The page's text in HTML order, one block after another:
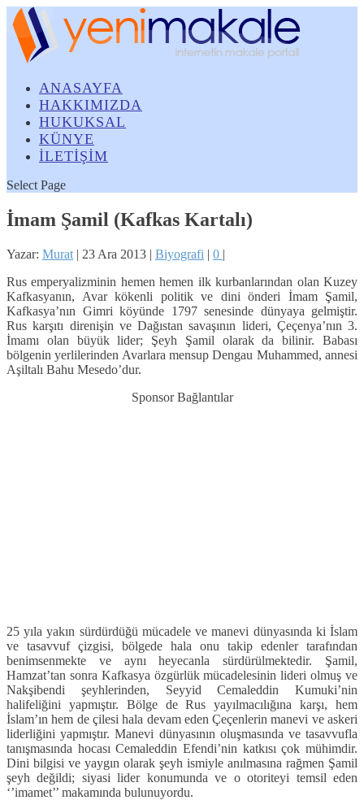
ANASAYFA
HAKKIMIZDA
HUKUKSAL
KÜNYE
İLETİŞİM
Select Page
İmam Şamil (Kafkas Kartalı)
Yazar: Murat | 23 Ara 2013 | Biyografi | 0 |
Rus emperyalizminin hemen hemen ilk kurbanlarından olan Kuzey
Kafkasyanın, Avar kökenli politik ve dini önderi İmam Şamil,
Kafkasya’nın Gimri köyünde 1797 senesinde dünyaya gelmiştir.
Rus karşıtı direnişin ve Dağıstan savaşının lideri, Çeçenya’nın 3.
İmamı olan büyük lider; Şeyh Şamil olarak da bilinir. Babası
bölgenin yerlilerinden Avarlara mensup Dengau Muhammed, annesi
Aşiltalı Bahu Mesedo’dur.
Sponsor Bağlantılar
25 yıla yakın sürdürdüğü mücadele ve manevi dünyasında ki İslam
ve tasavvuf çizgisi, bölgede hala onu takip edenler tarafından
benimsenmekte ve aynı heyecanla sürdürülmektedir. Şamil,
Hamzat’tan sonra Kafkasya özgürlük mücadelesinin lideri olmuş ve
Nakşibendi şeyhlerinden, Seyyid Cemaleddin Kumuki’nin
halifeliğini yapmıştır. Bölge de Rus yayılmacılığına karşı, hem
İslam’ın hem de çilesi hala devam eden Çeçenlerin manevi ve askeri
liderliğini yapmıştır. Manevi dünyasının oluşmasında ve tasavvufla
tanışmasında hocası Cemaleddin Efendi’nin katkısı çok mühimdir.
Dini bilgisi ve yaygın olarak şeyh ismiyle anılmasına rağmen Şamil
şeyh değildi; siyasi lider konumunda ve o otoriteyi temsil eden
‘’imamet’’ makamında bulunuyordu.